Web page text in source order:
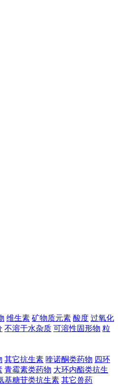
维生素 矿物质元素 酸度 过氧化
不溶于水杂质 可溶性固形物 粒
其它抗生素 喹诺酮类药物 四环
青霉素类药物 大环内酯类抗生
基糖苷类抗生素 其它兽药